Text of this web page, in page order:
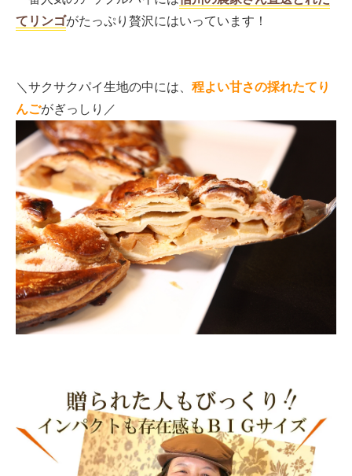
てリンゴがたっぷり贅沢にはいっています！
＼サクサクパイ生地の中には、 程よい甘さの採れたてり
んごがぎっしり／